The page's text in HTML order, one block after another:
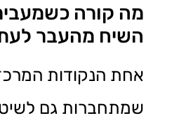
מה קורה
השיח מהעבר
אחת הנקודות
שמתחברות גם